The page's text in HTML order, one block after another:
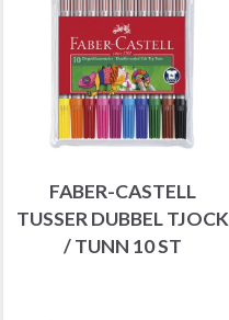
FABER-CASTELL
TUSSER DUBBEL TJOCK
/ TUNN 10 ST